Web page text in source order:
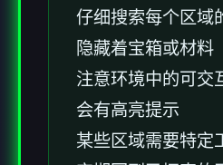
仔细搜索每个区域
隐藏着宝箱或材料
注意环境中的可交
会有高亮提示
某些区域需要特定